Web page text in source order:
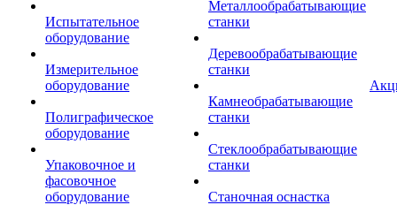
Испытательное
оборудование
Измерительное
оборудование
Полиграфическое
оборудование
Упаковочное и
фасовочное
оборудование
Металлообрабатывающие
станки
Деревообрабатывающие
станки
Камнеобрабатывающие
станки
Стеклообрабатывающие
станки
Станочная оснастка